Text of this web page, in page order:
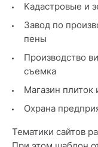
Кадастровые и
Завод по
пены
Производство
съемка
Магазин плиток
Охрана
Тематики сайтов